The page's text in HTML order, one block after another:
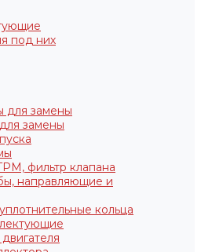
под них
для замены
замены
фильтр клапана
направляющие и
кольца